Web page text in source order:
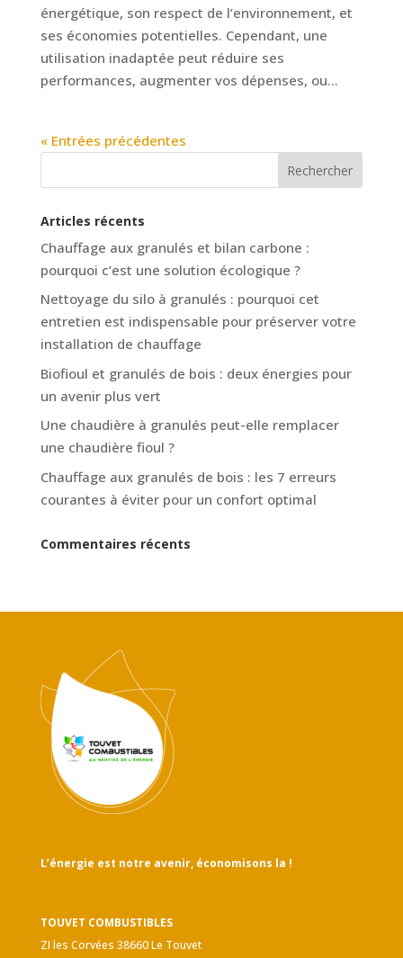
énergétique, son respect de l’environnement, et
ses économies potentielles. Cependant, une
utilisation inadaptée peut réduire ses
performances, augmenter vos dépenses, ou...
« Entrées précédentes
Articles récents
Chauffage aux granulés et bilan carbone :
pourquoi c’est une solution écologique ?
Nettoyage du silo à granulés : pourquoi cet
entretien est indispensable pour préserver votre
installation de chauffage
Biofioul et granulés de bois : deux énergies pour
un avenir plus vert
Une chaudière à granulés peut-elle remplacer
une chaudière fioul ?
Chauffage aux granulés de bois : les 7 erreurs
courantes à éviter pour un confort optimal
Commentaires récents
L’énergie est notre avenir, économisons la !
TOUVET COMBUSTIBLES
ZI les Corvées 38660 Le Touvet